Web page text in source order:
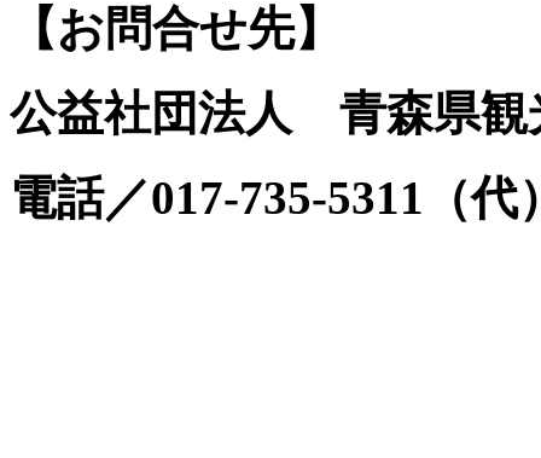
【お問合せ先】
公益社団法人 青森県観
電話／017-735-5311（代